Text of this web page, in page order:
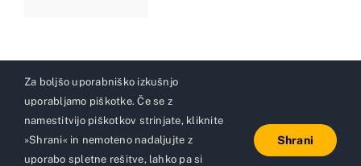
Design to Win
& GNB Innovative
Za boljšo uporabniško izkušnjo
uporabljamo piškotke. Če se z
namestitvijo piškotkov strinjate, kliknite
»Shrani« in nemoteno nadaljujte z
uporabo spletne rešitve, lahko pa si
Shrani